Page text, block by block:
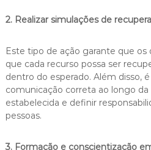
2. Realizar simulações de
Este tipo de ação garante que os
que cada recurso possa ser
dentro do esperado. Além disso,
comunicação correta ao longo
estabelecida e definir
pessoas.
3. Formação e conscientização